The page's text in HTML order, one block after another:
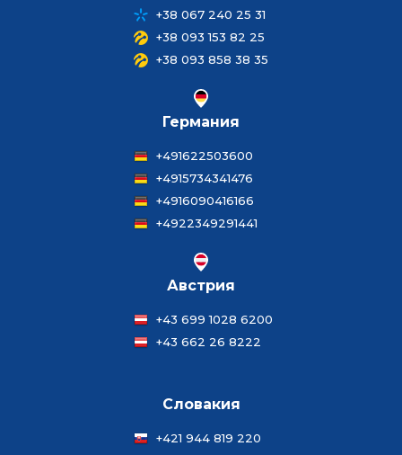
+38 067 240 25 31
+38 093 153 82 25
+38 093 858 38 35
Германия
+491622503600
+4915734341476
+4916090416166
+4922349291441
Австрия
+43 699 1028 6200
+43 662 26 8222
Словакия
+421 944 819 220